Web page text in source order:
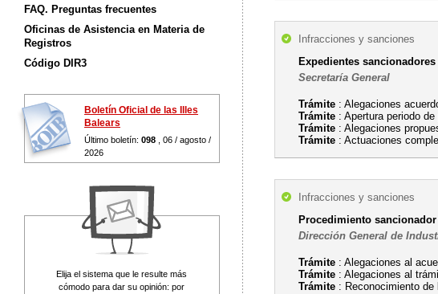
Infracciones y sanciones
Expedientes
Secretaría General
Trámite : Alegaciones
Trámite : Apertura periodo
Trámite : Alegaciones
Trámite : Actuaciones
Infracciones y sanciones
Procedimiento
Dirección General de
Trámite : Alegaciones al
Trámite : Alegaciones al
Trámite : Reconocimiento
FAQ. Preguntas frecuentes
Oficinas de Asistencia en Materia de
Registros
Código DIR3
Boletín Oficial de las Illes
Balears
Último boletín:098 , 06 / agosto /
2026
Elija el sistema que le resulte más
cómodo para dar su opinión: por